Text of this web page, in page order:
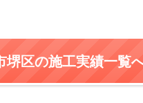
堺区の施工実績一覧